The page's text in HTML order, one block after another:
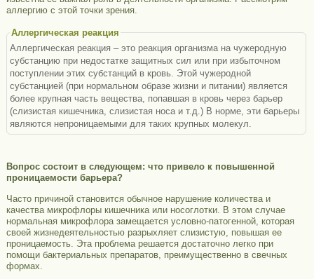
аллергию с этой точки зрения.
Аллергическая реакция
Аллергическая реакция – это реакция организма на чужеродную
субстанцию при недостатке защитных сил или при избыточном
поступлении этих субстанций в кровь. Этой чужеродной
субстанцией (при нормальном образе жизни и питании) является
более крупная часть вещества, попавшая в кровь через барьер
(слизистая кишечника, слизистая носа и т.д.) В норме, эти барьеры
являются непроницаемыми для таких крупных молекул.
Вопрос состоит в следующем: что привело к повышенной
проницаемости барьера?
Часто причиной становится обычное нарушение количества и
качества микрофлоры кишечника или носоглотки. В этом случае
нормальная микрофлора замещается условно-патогенной, которая
своей жизнедеятельностью разрыхляет слизистую, повышая ее
проницаемость. Эта проблема решается достаточно легко при
помощи бактериальных препаратов, преимущественно в свечных
формах.